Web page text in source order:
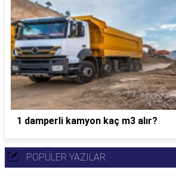
1 damperli kamyon kaç m3 alır?
POPÜLER YAZILAR